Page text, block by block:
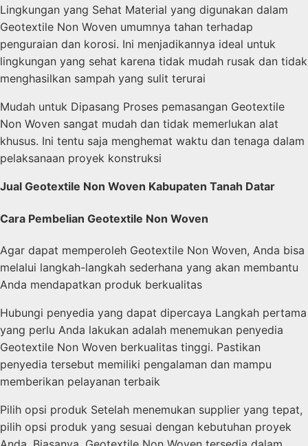
Lingkungan yang Sehat Material yang digunakan dalam
Geotextile Non Woven umumnya tahan terhadap
penguraian dan korosi. Ini menjadikannya ideal untuk
lingkungan yang sehat karena tidak mudah rusak dan tidak
menghasilkan sampah yang sulit terurai
Mudah untuk Dipasang Proses pemasangan Geotextile
Non Woven sangat mudah dan tidak memerlukan alat
khusus. Ini tentu saja menghemat waktu dan tenaga dalam
pelaksanaan proyek konstruksi
Jual Geotextile Non Woven Kabupaten Tanah Datar
Cara Pembelian Geotextile Non Woven
Agar dapat memperoleh Geotextile Non Woven, Anda bisa
melalui langkah-langkah sederhana yang akan membantu
Anda mendapatkan produk berkualitas
Hubungi penyedia yang dapat dipercaya Langkah pertama
yang perlu Anda lakukan adalah menemukan penyedia
Geotextile Non Woven berkualitas tinggi. Pastikan
penyedia tersebut memiliki pengalaman dan mampu
memberikan pelayanan terbaik
Pilih opsi produk Setelah menemukan supplier yang tepat,
pilih opsi produk yang sesuai dengan kebutuhan proyek